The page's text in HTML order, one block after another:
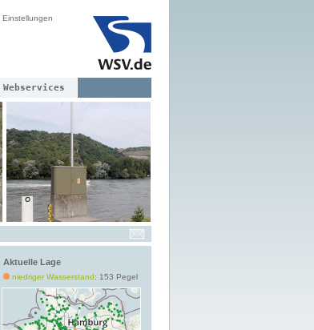
Einstellungen
Webservices
Aktuelle Lage
niedriger Wasserstand: 153 Pegel